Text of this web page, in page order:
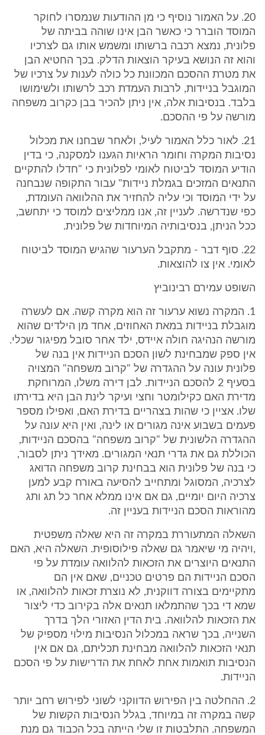
20. על האמור נוסיף כי מן ההודעות שנמסרו לחוקר
המוסד הוברר כי כאשר הבן אינו שוהה בביתה של
פלונית, נמצא רכבה ברשותו ומשמש אותו גם לצרכיו
והוא זה הנושא בעיקר הוצאות הדלק. בכך החטיא הבן
את מטרת ההסכם המכוונת כל כולה לענות על צרכיו של
המוגבל בניידות, לרבות העמדת רכב לרשותו ולשימושו
בלבד. בנסיבות אלה, אין ניתן להכיר בבן כקרוב משפחה
מורשה על פי ההסכם.
21. לאור כלל האמור לעיל, ולאחר שבחנו את מכלול
נסיבות המקרה וחומר הראיות הגענו למסקנה, כי בדין
הודיע המוסד לביטוח לאומי לפלונית כי "חדלו להתקיים
התנאים המזכים בגמלת ניידות" עבור התקופה שנבחנה
על ידי המוסד וכי עליה להחזיר את ההלוואה העומדת,
כפי שנדרשה. לעניין זה, אנו ממליצים למוסד כי יתחשב,
ככל הניתן, בנסיבותיה המיוחדות של פלונית.
22. סוף דבר - מתקבל הערעור שהגיש המוסד לביטוח
לאומי. אין צו להוצאות.
השופט עמירם רבינוביץ
1. המקרה נשוא ערעור זה הוא מקרה קשה. אם לעשרה
מוגבלת בניידות במאת האחוזים, אחד מן הילדים שהוא
מורשה הנהיגה חולה איידס, ילד אחר סובל מפיגור שכלי.
אין ספק שמבחינת לשון הסכם הניידות אין בנה של
פלונית עונה על ההגדרה של "קרוב משפחה" המצויה
בסעיף 2 להסכם הניידות. לבן דירה משלו, המרוחקת
מדירת האם כקילומטר וחצי ועיקר לינת הבן היא בדירתו
שלו. אציין כי שהות בצהריים בדירת האם, ואפילו מספר
פעמים בשבוע אינה מגורים או לינה, ואין היא עונה על
ההגדרה הלשונית של "קרוב משפחה" בהסכם הניידות,
הכוללת גם את גדרי תנאי המגורים. מאידך ניתן לסבור,
כי בנה של פלונית הוא בבחינת קרוב משפחה הדואג
לצרכיה, המסוגל ומתחייב להסיעה באורח קבע למען
צרכיה היום יומיים, גם אם אינו ממלא אחר כל תג ותג
מהוראות הסכם הניידות בעניין זה.
השאלה המתעוררת במקרה זה היא שאלה משפטית
,ויהיה מי שיאמר גם שאלה פילוסופית. השאלה היא, האם
התנאים היוצרים את הזכאות להלוואה עומדת על פי
הסכם הניידות הם פרטים טכניים, שאם אין הם
מתקיימים בצורה דווקנית, לא נוצרת זכאות להלוואה, או
שמא די בכך שהתמלאו תנאים אלה בקירוב כדי ליצור
את הזכאות להלוואה. בית הדין האזורי הלך בדרך
השנייה, בכך שראה במכלול הנסיבות מילוי מספיק של
תנאי הזכאות להלוואה מבחינת תכליתם, גם אם אין
הנסיבות תואמות אחת לאחת את הדרישות על פי הסכם
הניידות.
2. ההחלטה בין הפירוש הדווקני לשוני לפירוש רחב יותר
קשה במקרה זה במיוחד, בגלל הנסיבות הקשות של
המשפחה. התלבטות זו שלי הייתה בכל הכבוד גם מנת